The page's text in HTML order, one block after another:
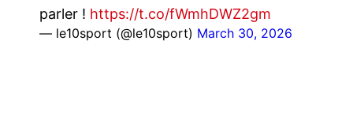
parler ! https://t.co/fWmhDWZ2gm
— le10sport (@le10sport) March 30, 2026